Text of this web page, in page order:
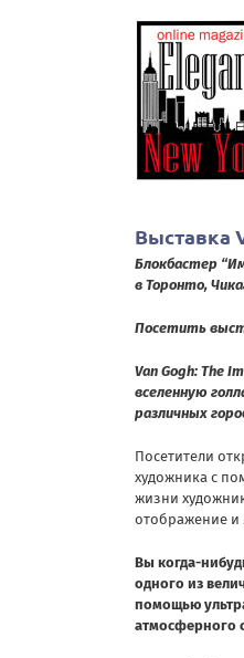
Выставка
Блокбастер
в Торонто,
Посетить
Van Gogh: The
вселенную
различных
Посетители
художника с
жизни
отображение и
Вы когда-
одного из
помощью
атмосферного